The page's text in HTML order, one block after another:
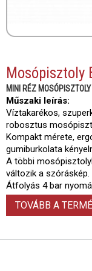
Mosópisztoly
MINI RÉZ
Műszaki leírás:
Víztakarékos,
robosztus
Kompakt mérete,
gumiburkolata
A többi
változik a szóráskép.
Átfolyás 4 bar
TOVÁBB A